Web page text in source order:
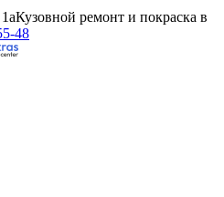
Кузовной ремонт и покраска в
48